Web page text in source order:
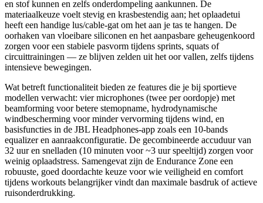
en stof kunnen en zelfs onderdompeling aankunnen. De
materiaalkeuze voelt stevig en krasbestendig aan; het oplaadetui
heeft een handige lus/cable-gat om het aan je tas te hangen. De
oorhaken van vloeibare siliconen en het aanpasbare geheugenkoord
zorgen voor een stabiele pasvorm tijdens sprints, squats of
circuittrainingen — ze blijven zelden uit het oor vallen, zelfs tijdens
intensieve bewegingen.
Wat betreft functionaliteit bieden ze features die je bij sportieve
modellen verwacht: vier microphones (twee per oordopje) met
beamforming voor betere stemopname, hydrodynamische
windbescherming voor minder vervorming tijdens wind, en
basisfuncties in de JBL Headphones-app zoals een 10-bands
equalizer en aanraakconfiguratie. De gecombineerde accuduur van
32 uur en snelladen (10 minuten voor ~3 uur speeltijd) zorgen voor
weinig oplaadstress. Samengevat zijn de Endurance Zone een
robuuste, goed doordachte keuze voor wie veiligheid en comfort
tijdens workouts belangrijker vindt dan maximale basdruk of actieve
ruisonderdrukking.